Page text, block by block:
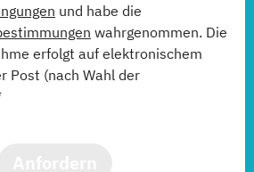
und habe die
wahrgenommen. Die
erfolgt auf elektronischem
Post (nach Wahl der